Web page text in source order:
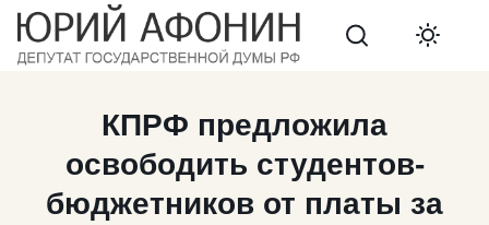
Search
КПРФ предложила
освободить студентов-
бюджетников от платы за